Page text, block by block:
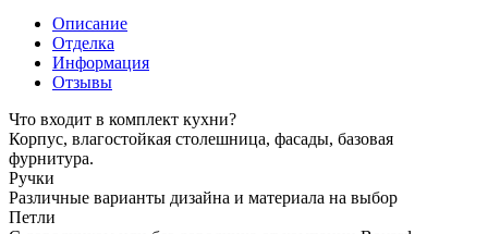
Описание
Отделка
Информация
Отзывы
Что входит в комплект кухни?
Корпус, влагостойкая столешница, фасады, базовая
фурнитура.
Ручки
Различные варианты дизайна и материала на выбор
Петли